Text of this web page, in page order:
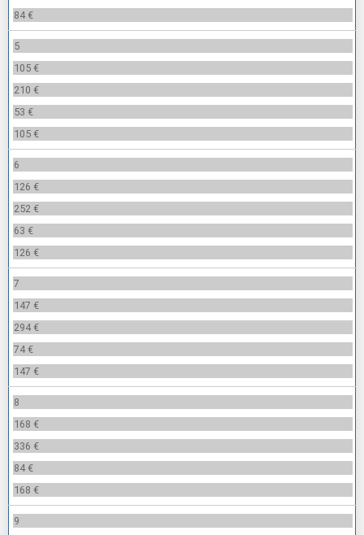
84 €
5
105 €
210 €
53 €
105 €
6
126 €
252 €
63 €
126 €
7
147 €
294 €
74 €
147 €
8
168 €
336 €
84 €
168 €
9